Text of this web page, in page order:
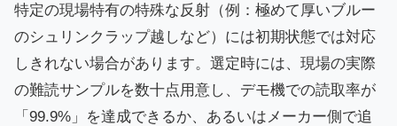
特定の現場特有の特殊な反射（例：極めて厚いブルー
のシュリンクラップ越しなど）には初期状態では対応
しきれない場合があります。選定時には、現場の実際
の難読サンプルを数十点用意し、デモ機での読取率が
「99.9%」を達成できるか、あるいはメーカー側で追